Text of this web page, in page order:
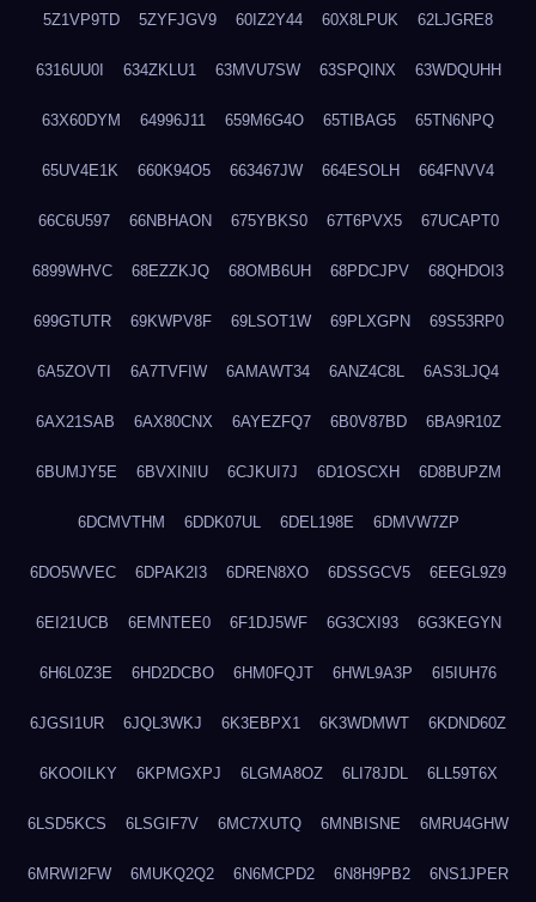
5Z1VP9TD 5ZYFJGV9 60IZ2Y44 60X8LPUK 62LJGRE8
6316UU0I 634ZKLU1 63MVU7SW 63SPQINX 63WDQUHH
63X60DYM 64996J11 659M6G4O 65TIBAG5 65TN6NPQ
65UV4E1K 660K94O5 663467JW 664ESOLH 664FNVV4
66C6U597 66NBHAON 675YBKS0 67T6PVX5 67UCAPT0
6899WHVC 68EZZKJQ 68OMB6UH 68PDCJPV 68QHDOI3
699GTUTR 69KWPV8F 69LSOT1W 69PLXGPN 69S53RP0
6A5ZOVTI 6A7TVFIW 6AMAWT34 6ANZ4C8L 6AS3LJQ4
6AX21SAB 6AX80CNX 6AYEZFQ7 6B0V87BD 6BA9R10Z
6BUMJY5E 6BVXINIU 6CJKUI7J 6D1OSCXH 6D8BUPZM
6DCMVTHM 6DDK07UL 6DEL198E 6DMVW7ZP
6DO5WVEC 6DPAK2I3 6DREN8XO 6DSSGCV5 6EEGL9Z9
6EI21UCB 6EMNTEE0 6F1DJ5WF 6G3CXI93 6G3KEGYN
6H6L0Z3E 6HD2DCBO 6HM0FQJT 6HWL9A3P 6I5IUH76
6JGSI1UR 6JQL3WKJ 6K3EBPX1 6K3WDMWT 6KDND60Z
6KOOILKY 6KPMGXPJ 6LGMA8OZ 6LI78JDL 6LL59T6X
6LSD5KCS 6LSGIF7V 6MC7XUTQ 6MNBISNE 6MRU4GHW
6MRWI2FW 6MUKQ2Q2 6N6MCPD2 6N8H9PB2 6NS1JPER